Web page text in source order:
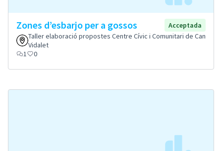
Zones d’esbarjo per a gossos
Acceptada
Taller elaboració propostes Centre Cívic i Comunitari de Can
Vidalet
1
0